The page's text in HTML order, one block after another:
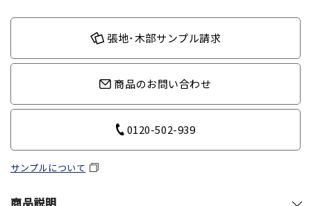
張地･木部サンプル請求
商品のお問い合わせ
0120-502-939
サンプルについて
商品説明